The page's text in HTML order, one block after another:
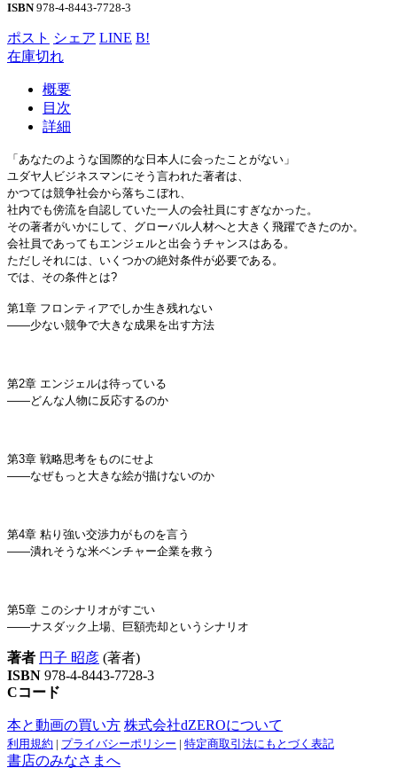
ISBN978-4-8443-7728-3
ポスト シェア LINE B!
在庫切れ
概要
目次
詳細
「あなたのような国際的な日本人に会ったことがない」
ユダヤ人ビジネスマンにそう言われた著者は、
かつては競争社会から落ちこぼれ、
社内でも傍流を自認していた一人の会社員にすぎなかった。
その著者がいかにして、グローバル人材へと大きく飛躍できたのか。
会社員であってもエンジェルと出会うチャンスはある。
ただしそれには、いくつかの絶対条件が必要である。
では、その条件とは?
第1章 フロンティアでしか生き残れない
――少ない競争で大きな成果を出す方法
第2章 エンジェルは待っている
――どんな人物に反応するのか
第3章 戦略思考をものにせよ
――なぜもっと大きな絵が描けないのか
第4章 粘り強い交渉力がものを言う
――潰れそうな米ベンチャー企業を救う
第5章 このシナリオがすごい
――ナスダック上場、巨額売却というシナリオ
著者 円子 昭彦 (著者)
ISBN 978-4-8443-7728-3
Cコード
本と動画の買い方 株式会社dZEROについて
利用規約 | プライバシーポリシー | 特定商取引法にもとづく表記
書店のみなさまへ